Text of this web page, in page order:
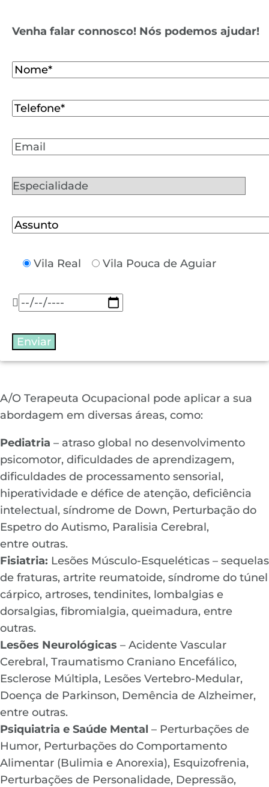
Venha falar connosco! Nós podemos ajudar!
Vila Real Vila Pouca de Aguiar
A/O Terapeuta Ocupacional pode aplicar a sua
abordagem em diversas áreas, como:
Pediatria – atraso global no desenvolvimento
psicomotor, dificuldades de aprendizagem,
dificuldades de processamento sensorial,
hiperatividade e défice de atenção, deficiência
intelectual, síndrome de Down, Perturbação do
Espetro do Autismo, Paralisia Cerebral,
entre outras.
Fisiatria: Lesões Músculo-Esqueléticas – sequelas
de fraturas, artrite reumatoide, síndrome do túnel
cárpico, artroses, tendinites, lombalgias e
dorsalgias, fibromialgia, queimadura, entre
outras.
Lesões Neurológicas – Acidente Vascular
Cerebral, Traumatismo Craniano Encefálico,
Esclerose Múltipla, Lesões Vertebro-Medular,
Doença de Parkinson, Demência de Alzheimer,
entre outras.
Psiquiatria e Saúde Mental – Perturbações de
Humor, Perturbações do Comportamento
Alimentar (Bulimia e Anorexia), Esquizofrenia,
Perturbações de Personalidade, Depressão,